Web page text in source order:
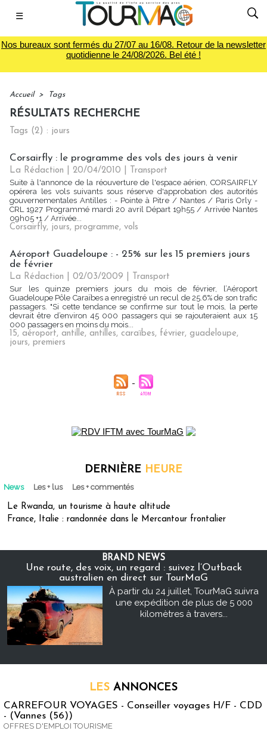
☰
Nos bureaux sont fermés du 27/07 au 16/08. Retour de la newsletter
quotidienne le 24/08/2026. Bel été !
Accueil > Tags
RÉSULTATS RECHERCHE
Tags (2) : jours
Corsairfly : le programme des vols des jours à venir
La Rédaction | 20/04/2010
Transport
Suite à l'annonce de la réouverture de l'espace aérien, CORSAIRFLY
opérera les vols suivants sous réserve d'approbation des autorités
gouvernementales Antilles : - Pointe à Pitre / Nantes / Paris Orly -
CRL 1927 Programmé mardi 20 avril Départ 19h55 / Arrivée Nantes
09h05 +1 / Arrivée...
Corsairfly, jours, programme, vols
Aéroport Guadeloupe : - 25% sur les 15 premiers jours
de février
La Rédaction | 02/03/2009
Transport
Sur les quinze premiers jours du mois de février, l’Aéroport
Guadeloupe Pôle Caraïbes a enregistré un recul de 25.6% de son trafic
passagers. "Si cette tendance se confirme sur tout le mois, la perte
devrait être d’environ 45 000 passagers qui se rajouteraient aux 15
000 passagers en moins du mois...
15, aéroport, antille, antilles, caraïbes, février, guadeloupe,
jours, premiers
DERNIÈRE HEURE
News Les + lus Les + commentés
Le Rwanda, un tourisme à haute altitude
France, Italie : randonnée dans le Mercantour frontalier
BRAND NEWS
Une route, des voix, un regard : suivez l’Outback
australien en direct sur TourMaG
À partir du 24 juillet, TourMaG suivra
une expédition de plus de 5 000
kilomètres à travers...
LES ANNONCES
CARREFOUR VOYAGES - Conseiller voyages H/F - CDD
- (Vannes (56))
OFFRES D'EMPLOI TOURISME